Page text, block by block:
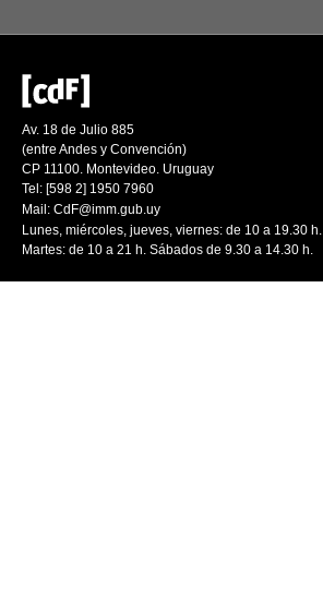
Av. 18 de Julio 885
(entre Andes y Convención)
CP 11100. Montevideo. Uruguay
Tel: [598 2] 1950 7960
Mail: CdF@imm.gub.uy
Lunes, miércoles, jueves, viernes: de 10 a 19.30 h.
Martes: de 10 a 21 h. Sábados de 9.30 a 14.30 h.